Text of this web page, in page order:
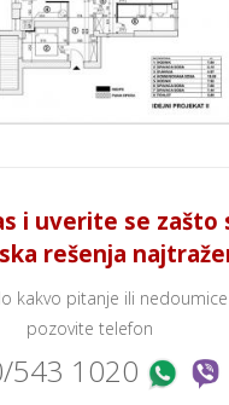
i uverite se zašto
rešenja
kakvo pitanje ili
pozovite telefon
543 1020